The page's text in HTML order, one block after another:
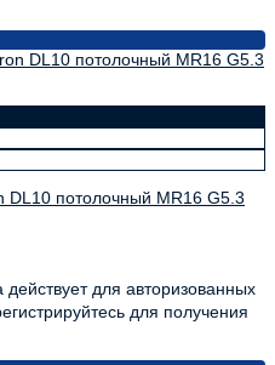
DL10 потолочный MR16 G5.3
действует для авторизованных
для получения